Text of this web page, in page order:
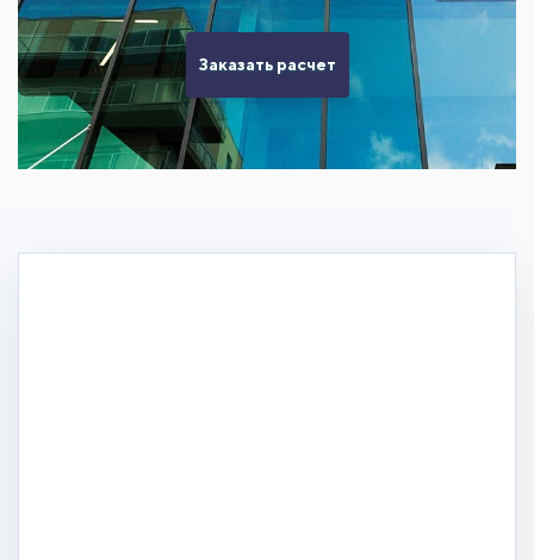
Заказать расчет